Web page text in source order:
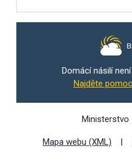
Domácí násilí
Najděte
Ministerstvo
Mapa webu (XML)